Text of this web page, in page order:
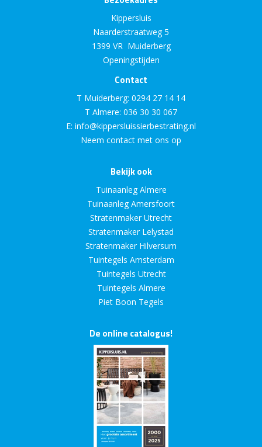
Kippersluis
Naarderstraatweg 5
1399 VR Muiderberg
Openingstijden
Contact
T Muiderberg: 0294 27 14 14
T Almere: 036 30 30 067
E: info@kippersluissierbestrating.nl
Neem contact met ons op
Bekijk ook
Tuinaanleg Almere
Tuinaanleg Amersfoort
Stratenmaker Utrecht
Stratenmaker Lelystad
Stratenmaker Hilversum
Tuintegels Amsterdam
Tuintegels Utrecht
Tuintegels Almere
Piet Boon Tegels
De online catalogus!